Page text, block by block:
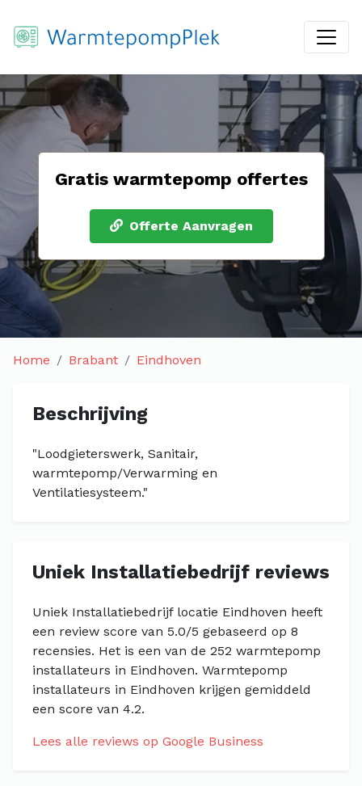
Gratis warmtepomp offertes
Offerte Aanvragen
Home Brabant Eindhoven
Beschrijving
"Loodgieterswerk, Sanitair,
warmtepomp/Verwarming en
Ventilatiesysteem."
Uniek Installatiebedrijf reviews
Uniek Installatiebedrijf locatie Eindhoven heeft
een review score van 5.0/5 gebaseerd op 8
recensies. Het is een van de 252 warmtepomp
installateurs in Eindhoven. Warmtepomp
installateurs in Eindhoven krijgen gemiddeld
een score van 4.2.
Lees alle reviews op Google Business